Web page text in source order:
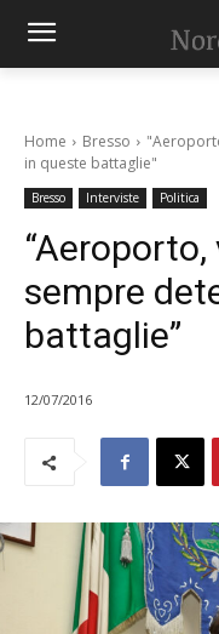
Home Bresso
in queste battaglie"
Bresso Interviste Politica
sempre
battaglie”
12/07/2016